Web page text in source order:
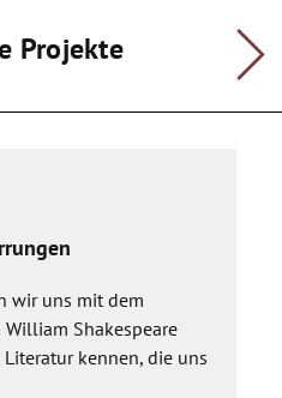
Projekte
wir uns mit dem
Shakespeare
kennen, die uns